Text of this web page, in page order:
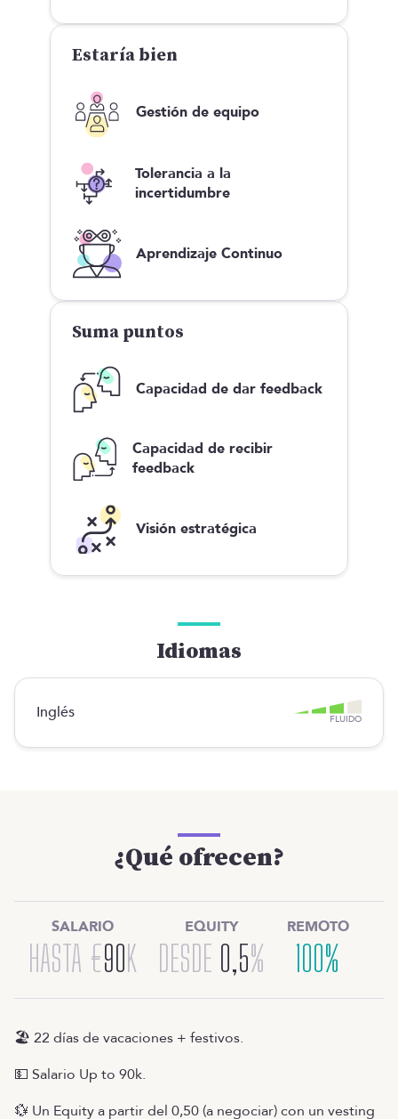
Estaría bien
Gestión de equipo
Tolerancia a la
incertidumbre
Aprendizaje Continuo
Suma puntos
Capacidad de dar feedback
Capacidad de recibir
feedback
Visión estratégica
Idiomas
Inglés FLUIDO
¿Qué ofrecen?
SALARIO
HASTA €90K
EQUITY
DESDE 0,5%
REMOTO
100%
🏖️ 22 días de vacaciones + festivos.
💵 Salario Up to 90k.
💱 Un Equity a partir del 0,50 (a negociar) con un vesting
Esta oferta ya está cerrada, ¡pero tenemos
En ofertas futuras, el equipo de Manfred te
acompañará durante todo el proceso, siendo muy
deslumbrar en ellas. Estamos muy centrados en que
todos nuestros procesos sean ágiles, con
candidatos por puesto y con la garantía de que
recibirás feedback de la empresa.
SI NECESITAS AYUDA, NO DUDES EN CONTACTARNOS:
Producto
Ofertas en Telegram
Ofertas
Brújula salarial
EMPRESAS
Calculadora salarial ofertas
Manfred Daily